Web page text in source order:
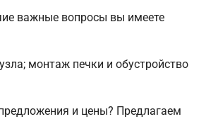
важные вопросы вы имеете
монтаж печки и обустройство
и цены? Предлагаем